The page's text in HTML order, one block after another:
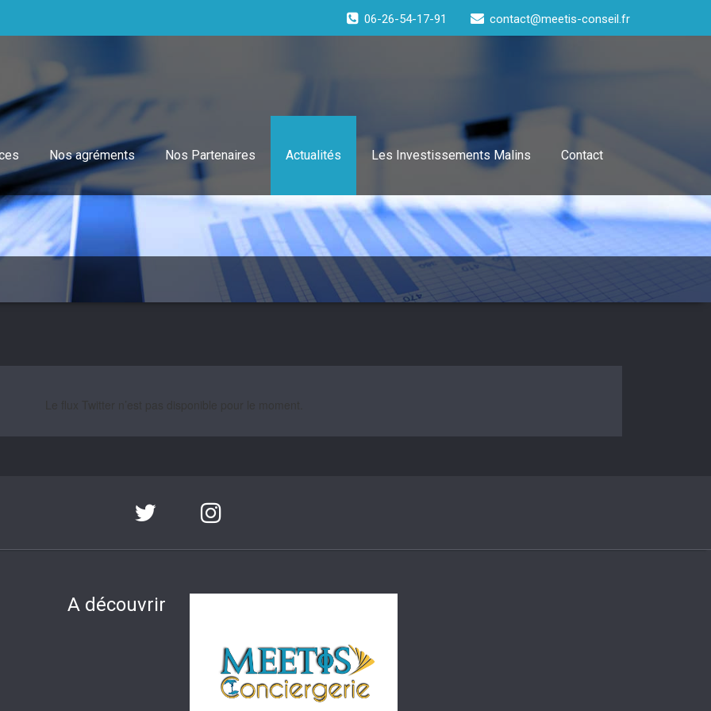
06-26-54-17-91 contact@meetis-conseil.fr
Nos agréments Nos Partenaires Actualités Les Investissements Malins Contact
A découvrir